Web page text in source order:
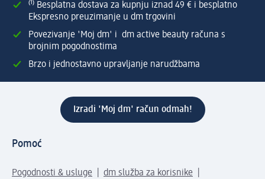
⁽¹⁾ Besplatna dostava za kupnju iznad 49 € i besplatno
Ekspresno preuzimanje u dm trgovini
Povezivanje 'Moj dm' i dm active beauty računa s
brojnim pogodnostima
Brzo i jednostavno upravljanje narudžbama
Izradi 'Moj dm' račun odmah!
Pomoć
Pogodnosti & usluge
dm služba za korisnike